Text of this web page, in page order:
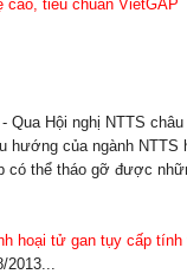
cao, tiêu chuẩn VietGAP
Qua Hội nghị NTTS
hướng của ngành
có thể tháo gỡ được
hoại tử gan tụy cấp tính
2013...